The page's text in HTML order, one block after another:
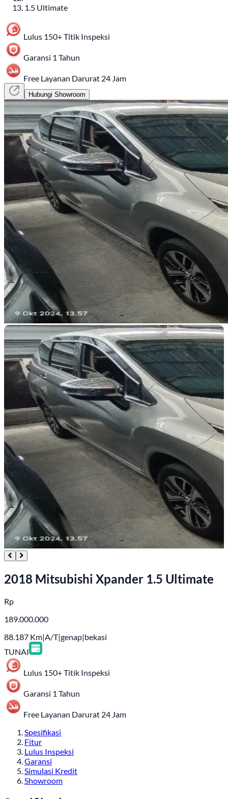
1.5 Ultimate
Lulus 150+ Titik Inspeksi
Garansi 1 Tahun
Free Layanan Darurat 24 Jam
Hubungi Showroom
2018 Mitsubishi Xpander 1.5 Ultimate
Rp
189.000.000
88.187 Km|A/T|genap|bekasi
TUNAI
Lulus 150+ Titik Inspeksi
Garansi 1 Tahun
Free Layanan Darurat 24 Jam
Spesifikasi
Fitur
Lulus Inspeksi
Garansi
Simulasi Kredit
Showroom